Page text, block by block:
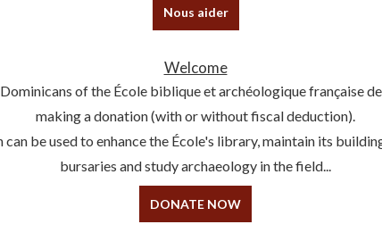
Nous aider
Welcome
of the École biblique et archéologique française
making a donation (with or without fiscal deduction).
can be used to enhance the École's library, maintain its
bursaries and study archaeology in the field...
DONATE NOW